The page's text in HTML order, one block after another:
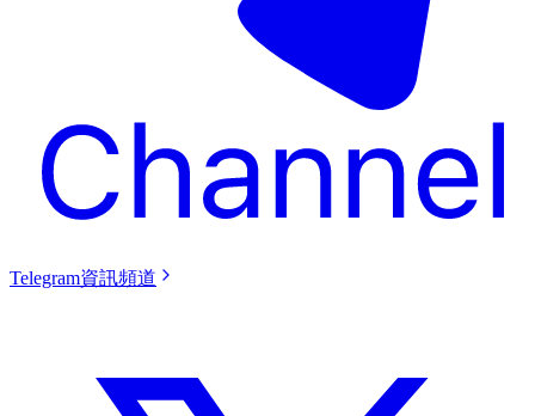
Telegram資訊頻道